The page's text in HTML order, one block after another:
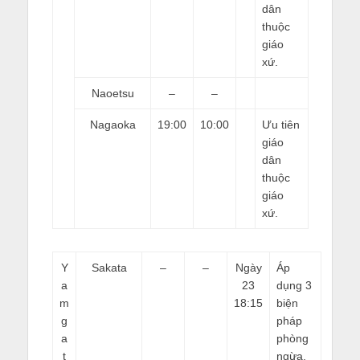
dân
thuộc
giáo
xứ.
Naoetsu – –
Nagaoka 19:00 10:00
Ưu tiên
giáo
dân
thuộc
giáo
xứ.
Y
a
m
g
a
t
Sakata – –
Ngày
23
18:15
Áp
dụng 3
biện
pháp
phòng
ngừa,